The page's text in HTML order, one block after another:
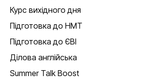
Курс вихідного дня
Підготовка до НМТ
Підготовка до ЄВІ
Ділова англійська
Summer Talk Boost